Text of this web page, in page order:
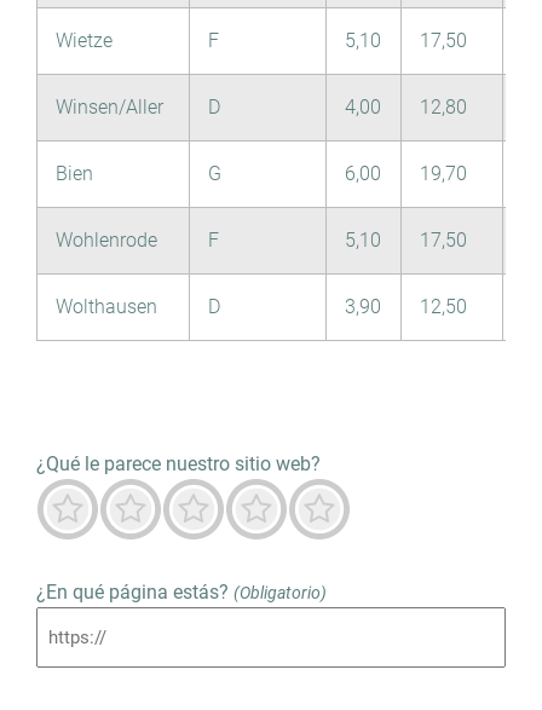
Wietze F 5,10 17,50
Winsen/Aller D 4,00 12,80
Bien G 6,00 19,70
Wohlenrode F 5,10 17,50
Wolthausen D 3,90 12,50
¿Qué le parece nuestro sitio web?
Destacado
Predominantemente bueno
Neutro
No es bueno
Terrible
¿En qué página estás? (Obligatorio)